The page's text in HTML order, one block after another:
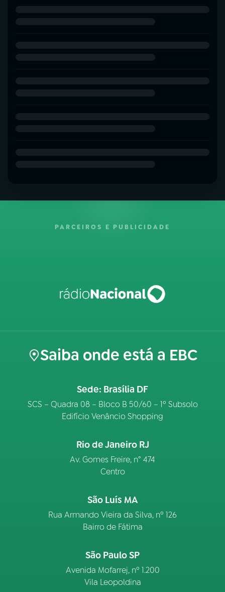
PARCEIROS E PUBLICIDADE
Saiba onde está a EBC
Sede: Brasília DF
SCS – Quadra 08 – Bloco B 50/60 – 1º Subsolo
Edifício Venâncio Shopping
Rio de Janeiro RJ
Av. Gomes Freire, n° 474
Centro
São Luís MA
Rua Armando Vieira da Silva, nº 126
Bairro de Fátima
São Paulo SP
Avenida Mofarrej, nº 1.200
Vila Leopoldina